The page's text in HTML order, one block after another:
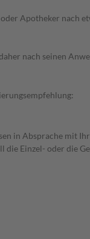
Apotheker nach
nach seinen
in Absprache mit
Einzel- oder die